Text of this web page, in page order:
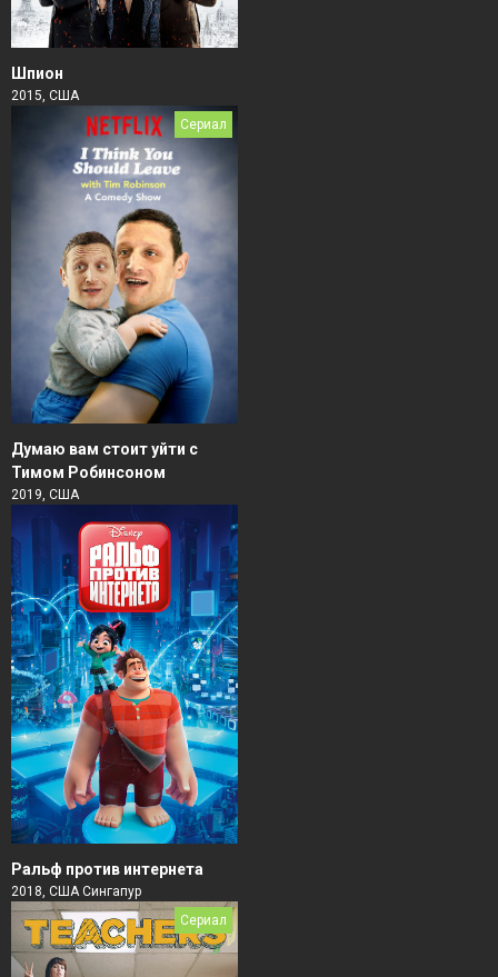
Шпион
2015, США
Сериал
Думаю вам стоит уйти с
Тимом Робинсоном
2019, США
Ральф против интернета
2018, США Сингапур
Сериал